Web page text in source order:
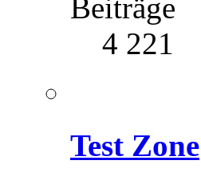
Beiträge
4 221
Test Zone